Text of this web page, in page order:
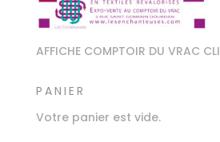
AFFICHE COMPTOIR DU VRAC
PANIER
Votre panier est vide.